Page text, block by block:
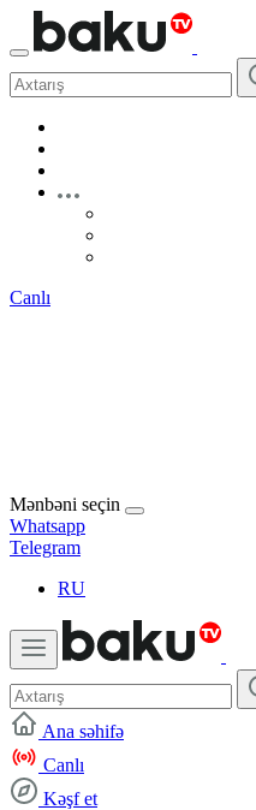
Canlı
Mənbəni seçin
Whatsapp
Telegram
RU
Ana səhifə
Canlı
Kəşf et